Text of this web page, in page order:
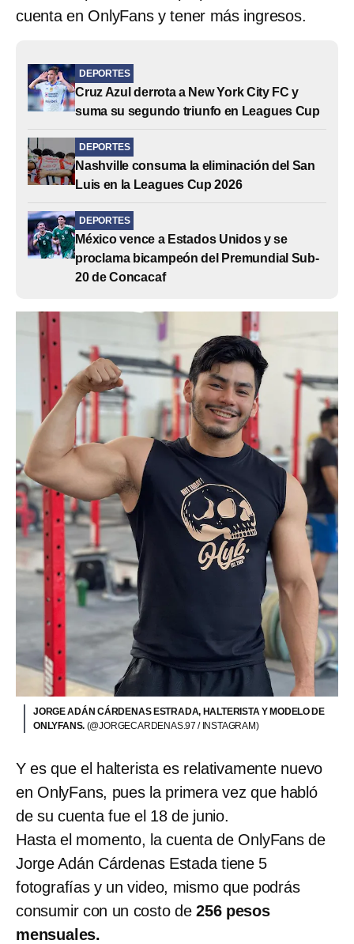
cuenta en OnlyFans y tener más ingresos.
DEPORTES
Cruz Azul derrota a New York City FC y
suma su segundo triunfo en Leagues Cup
DEPORTES
Nashville consuma la eliminación del San
Luis en la Leagues Cup 2026
DEPORTES
México vence a Estados Unidos y se
proclama bicampeón del Premundial Sub-
20 de Concacaf
JORGE ADÁN CÁRDENAS ESTRADA, HALTERISTA Y MODELO DE
ONLYFANS. (@JORGECARDENAS.97 / INSTAGRAM)
Y es que el halterista es relativamente nuevo
en OnlyFans, pues la primera vez que habló
de su cuenta fue el 18 de junio.
Hasta el momento, la cuenta de OnlyFans de
Jorge Adán Cárdenas Estada tiene 5
fotografías y un video, mismo que podrás
consumir con un costo de256 pesos
mensuales.